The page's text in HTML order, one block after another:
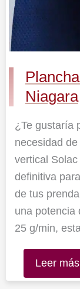
Niagara
¿Te gustaría
necesidad
vertical
definitiva
de tus
una potencia
25 g/min,
Leer